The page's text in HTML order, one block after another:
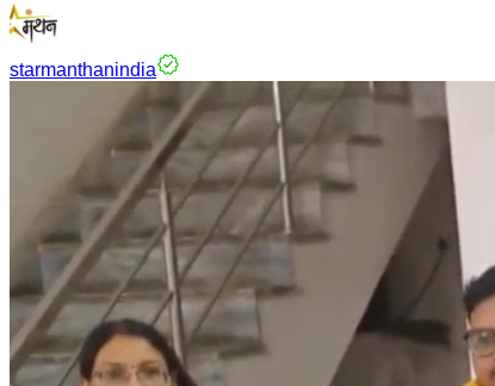
starmanthanindia